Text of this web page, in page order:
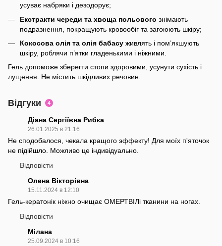
усуває набряки і дезодорує;
Екстракти череди та хвоща польового знімають
подразнення, покращують кровообіг та загоюють шкіру;
Кокосова олія та олія бабасу живлять і пом’якшують
шкіру, роблячи п’ятки гладенькими і ніжними.
Гель допоможе зберегти стопи здоровими, усунути сухість і
лущення. Не містить шкідливих речовин.
Відгуки 4
Діана Сергіївна Рибка
26.01.2025 в 21:16
Не сподобалося, чекала кращого эффекту! Для моїх п'яточок
не підійшло. Можливо це індивідуально.
Відповісти
Олена Вікторівна
15.11.2024 в 12:10
Гель-кератонік ніжно очищає ОМЕРТВІЛі тканини на ногах.
Відповісти
Мілана
25.09.2024 в 10:16